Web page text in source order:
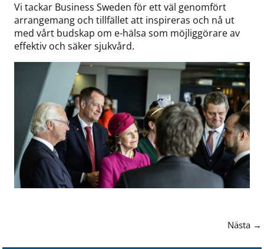
Vi tackar Business Sweden för ett väl genomfört
arrangemang och tillfället att inspireras och nå ut
med vårt budskap om e-hälsa som möjliggörare av
effektiv och säker sjukvård.
Nästa →